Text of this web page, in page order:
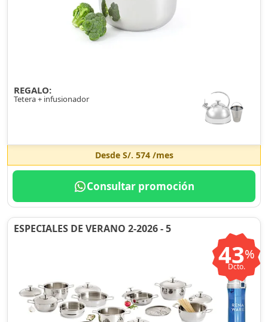
REGALO:
Tetera + infusionador
Desde S/. 574/mes
Consultar promoción
ESPECIALES DE VERANO 2-2026 - 5
43%
Dcto.